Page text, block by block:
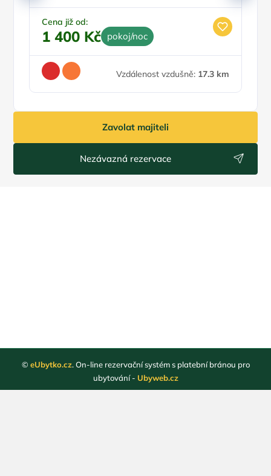
Balkon/terasa
Klimatizace Stolní hry
Cena již od:
1 400 Kč pokoj/noc
Vzdálenost vzdušně: 17.3 km
Zavolat majiteli
Nezávazná rezervace
© eUbytko.cz. On-line rezervační systém s platební bránou pro
ubytování - Ubyweb.cz